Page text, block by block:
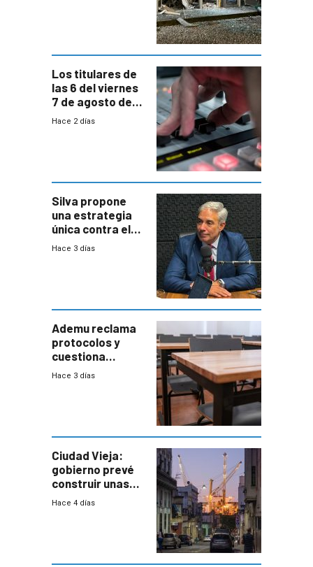
Los titulares de
las 6 del viernes
7 de agosto de
2026
Hace 2 días
Silva propone
una estrategia
única contra el
narcotráfico y
Hace 3 días
Ademu reclama
protocolos y
cuestiona
demora de
Hace 3 días
Ciudad Vieja:
gobierno prevé
construir unas
mil viviendas en
Hace 4 días